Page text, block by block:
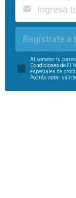
Regístrate a
Al someter tu
Condiciones de El
especiales de
Podrás optar